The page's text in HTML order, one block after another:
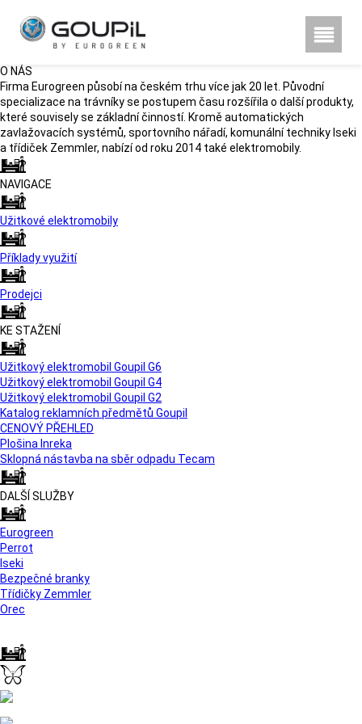
Hestra rukavice, poznu00e1te
O NÁS
Firma Eurogreen působí na českém trhu více jak 20 let. Původní
specializace na trávníky se postupem času rozšířila o další produkty,
které souvisely se základní činností. Kromě automatických
zavlažovacích systémů, sportovního nářadí, komunální techniky Iseki
a třídiček Zemmler, nabízí od roku 2014 také elektromobily.
NAVIGACE
Užitkové elektromobily
Příklady využití
Prodejci
KE STAŽENÍ
Užitkový elektromobil Goupil G6
Užitkový elektromobil Goupil G4
Užitkový elektromobil Goupil G2
Katalog reklamních předmětů Goupil
CENOVÝ PŘEHLED
Plošina Inreka
Sklopná nástavba na sběr odpadu Tecam
DALŠÍ SLUŽBY
Eurogreen
Perrot
Iseki
Bezpečné branky
Třídičky Zemmler
Orec